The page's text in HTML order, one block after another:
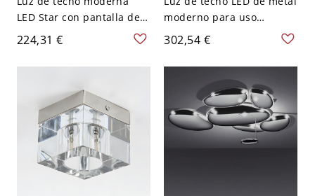
LED Star con pantalla de
resina hacia abajo -
Cromo 110 A 120 V
224,31 €
moderno para uso
residencial en forma
circular de 24 pulgadas -
Cromo 110 A 120 V 1
302,54 €